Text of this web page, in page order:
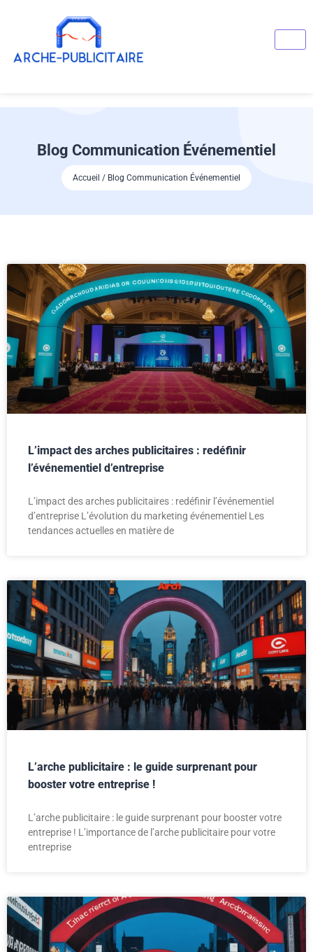
Blog Communication Événementiel
Accueil / Blog Communication Événementiel
L’impact des arches publicitaires : redéfinir
l’événementiel d’entreprise
L’impact des arches publicitaires : redéfinir l’événementiel
d’entreprise L’évolution du marketing événementiel Les
tendances actuelles en matière de
L’arche publicitaire : le guide surprenant pour
booster votre entreprise !
L’arche publicitaire : le guide surprenant pour booster votre
entreprise ! L’importance de l’arche publicitaire pour votre
entreprise